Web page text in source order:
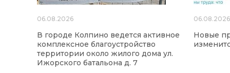
06.08.2026
В городе Колпино ведется активное
комплексное благоустройство
территории около жилого дома ул.
Ижорского батальона д. 7
06.08.2026
Новые